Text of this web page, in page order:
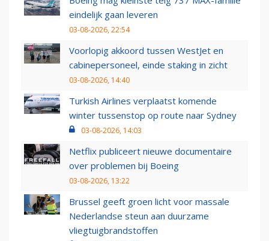
eindelijk gaan leveren
03-08-2026, 22:54
Voorlopig akkoord tussen WestJet en
cabinepersoneel, einde staking in zicht
03-08-2026, 14:40
Turkish Airlines verplaatst komende
winter tussenstop op route naar Sydney
03-08-2026, 14:03
Netflix publiceert nieuwe documentaire
over problemen bij Boeing
03-08-2026, 13:22
Brussel geeft groen licht voor massale
Nederlandse steun aan duurzame
vliegtuigbrandstoffen